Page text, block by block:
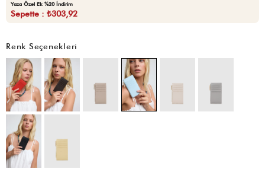
Yaza Özel Ek %20 İndirim
Sepette : ₺303,92
Renk Seçenekleri